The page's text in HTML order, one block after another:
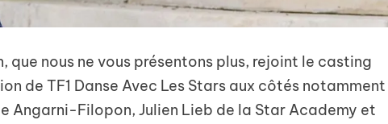
que nous ne vous présentons plus, rejoint le casting
de TF1 Danse Avec Les Stars aux côtés notamment
Angarni-Filopon, Julien Lieb de la Star Academy et